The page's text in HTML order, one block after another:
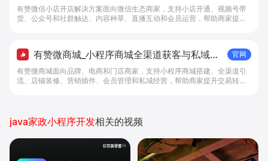
经营 - 做生意, 找有赞
有赞微信小店开店解决方案面向微信生态商家，支持小店开通、视频号带
货、公众号和社群触达、内容种草、直播互动和会员运营，帮助商家提升
有赞微商城_小程序商城全渠道获客与私域复
购工具 - 做生意, 找有赞
官网
有赞微商城面向品牌、电商和门店商家，支持小程序商城搭建、全渠道引
流、店铺装修、营销插件、会员管理和私域经营，帮助商家提升交易转化
java家政小程序开发相关的视频